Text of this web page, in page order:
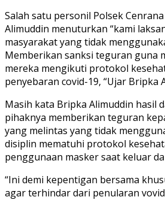
Salah satu personil Polsek
Alimuddin menuturkan “kami
masyarakat yang tidak
Memberikan sanksi teguran guna
mereka mengikuti protokol
penyebaran covid-19, “Ujar Bripka
Masih kata Bripka Alimuddin hasil
pihaknya memberikan teguran
yang melintas yang tidak
disiplin mematuhi protokol
penggunaan masker saat keluar
“Ini demi kepentigan bersama
agar terhindar dari penularan